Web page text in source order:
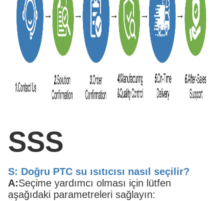
SSS
S: Doğru PTC su ısıtıcısı nasıl seçilir?
A:Seçime yardımcı olması için lütfen
aşağıdaki parametreleri sağlayın: